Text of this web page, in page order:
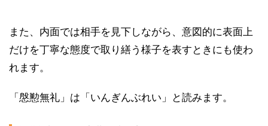
また、内面では相手を見下しながら、意図的に表面上
だけを丁寧な態度で取り繕う様子を表すときにも使わ
れます。
「慇懃無礼」は「いんぎんぶれい」と読みます。